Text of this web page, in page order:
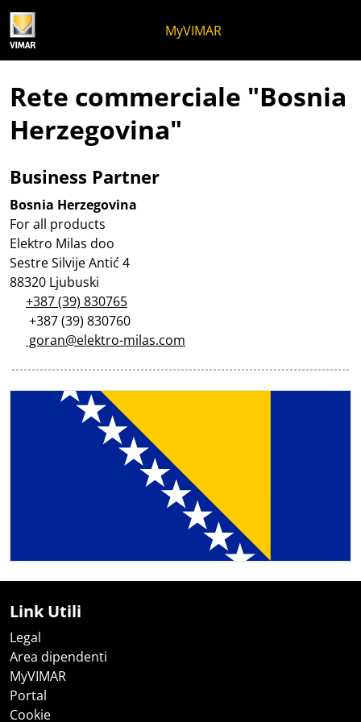
MyVIMAR
Rete commerciale "Bosnia
Herzegovina"
Business Partner
Bosnia Herzegovina
For all products
Elektro Milas doo
Sestre Silvije Antić 4
88320 Ljubuski
+387 (39) 830765
+387 (39) 830760
goran@elektro-milas.com
Link Utili
Legal
Area dipendenti
MyVIMAR
Portal
Cookie